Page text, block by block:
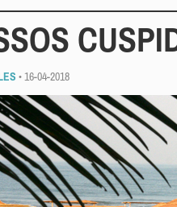
• 16-04-2018